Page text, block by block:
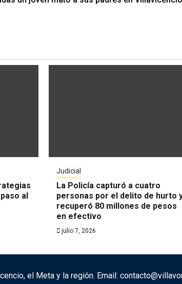
al
Judicial
La Policía capturó a cuatro
personas por el delito de hurto
recuperó 80 millones de pesos
en efectivo
julio 7, 2026
el Meta y la región. Email: